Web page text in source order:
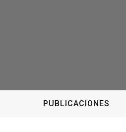
PUBLICACIONES